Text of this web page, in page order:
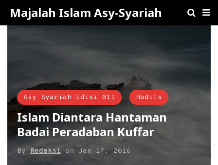
Majalah Islam Asy-Syariah
Asy Syariah Edisi 011 Hadits
Islam Diantara Hantaman
Badai Peradaban Kuffar
ByRedaksi on Jan 17, 2016